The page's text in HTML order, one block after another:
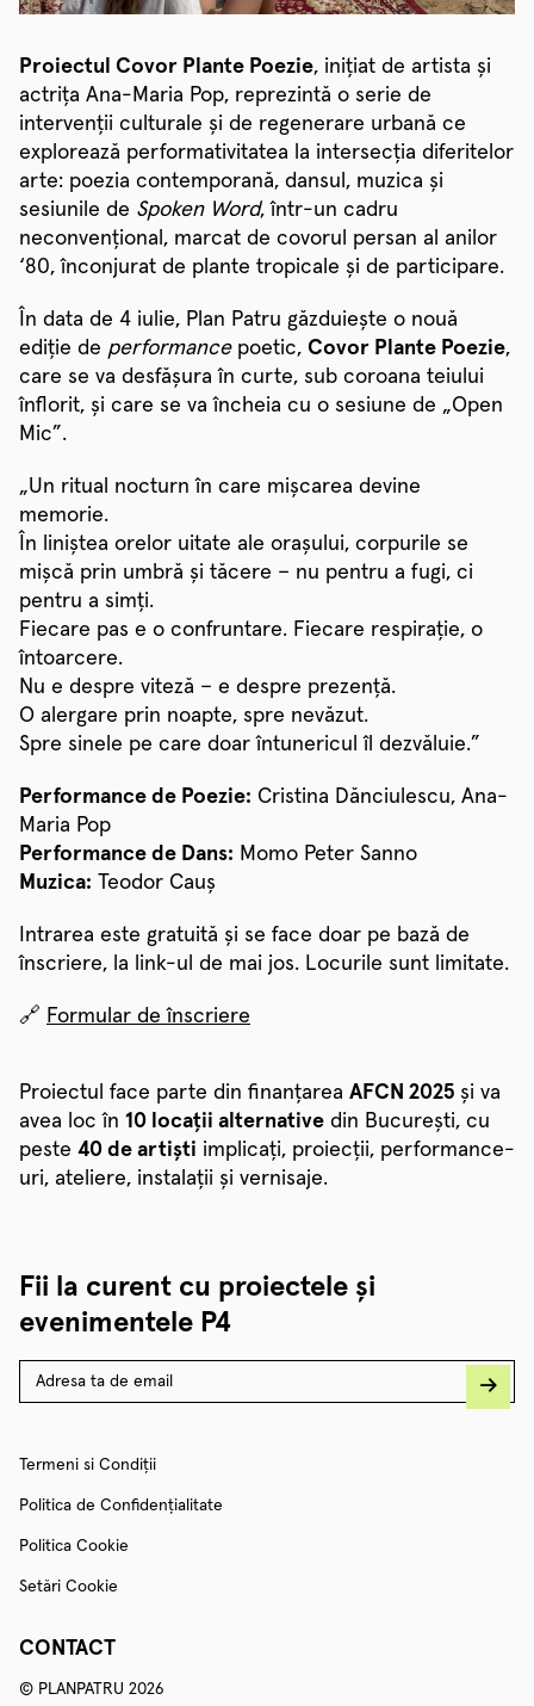
Proiectul Covor Plante Poezie, inițiat de artista și
actrița Ana-Maria Pop, reprezintă o serie de
intervenții culturale și de regenerare urbană ce
explorează performativitatea la intersecția diferitelor
arte: poezia contemporană, dansul, muzica și
sesiunile de Spoken Word, într-un cadru
neconvențional, marcat de covorul persan al anilor
‘80, înconjurat de plante tropicale și de participare.
În data de 4 iulie, Plan Patru găzduiește o nouă
ediție de performancepoetic, Covor Plante Poezie,
care se va desfășura în curte, sub coroana teiului
înflorit, și care se va încheia cu o sesiune de „Open
Mic”.
„Un ritual nocturn în care mișcarea devine
memorie.
În liniștea orelor uitate ale orașului, corpurile se
mișcă prin umbră și tăcere – nu pentru a fugi, ci
pentru a simți.
Fiecare pas e o confruntare. Fiecare respirație, o
întoarcere.
Nu e despre viteză – e despre prezență.
O alergare prin noapte, spre nevăzut.
Spre sinele pe care doar întunericul îl dezvăluie.”
Performance de Poezie: Cristina Dănciulescu, Ana-
Maria Pop
Performance de Dans: Momo Peter Sanno
Muzica: Teodor Cauș
Intrarea este gratuită și se face doar pe bază de
înscriere, la link-ul de mai jos. Locurile sunt limitate.
🔗 Formular de înscriere
Proiectul face parte din finanțarea AFCN 2025 și va
avea loc în 10 locații alternative din București, cu
peste 40 de artiști implicați, proiecții, performance-
uri, ateliere, instalații și vernisaje.
Fii la curent cu proiectele și
evenimentele P4
Termeni si Condiții
Politica de Confidențialitate
Politica Cookie
Setări Cookie
CONTACT
© PLANPATRU 2026